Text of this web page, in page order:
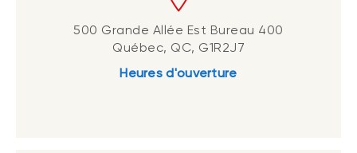
500 Grande Allée Est Bureau 400
Québec, QC, G1R2J7
Heures d'ouverture